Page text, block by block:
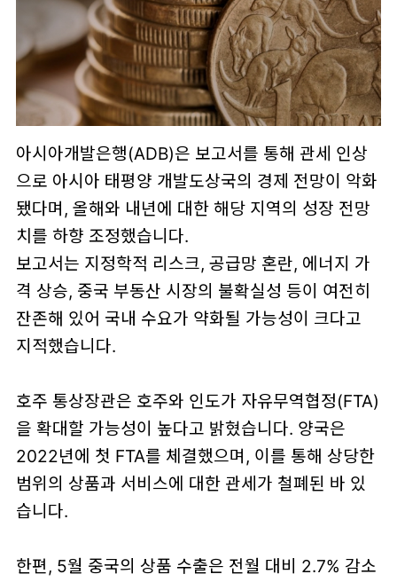
아시아개발은행(ADB)은 보고서를 통해 관세 인상
으로 아시아 태평양 개발도상국의 경제 전망이 악화
됐다며, 올해와 내년에 대한 해당 지역의 성장 전망
치를 하향 조정했습니다.
보고서는 지정학적 리스크, 공급망 혼란, 에너지 가
격 상승, 중국 부동산 시장의 불확실성 등이 여전히
잔존해 있어 국내 수요가 약화될 가능성이 크다고
지적했습니다.
호주 통상장관은 호주와 인도가 자유무역협정(FTA)
을 확대할 가능성이 높다고 밝혔습니다. 양국은
2022년에 첫 FTA를 체결했으며, 이를 통해 상당한
범위의 상품과 서비스에 대한 관세가 철폐된 바 있
습니다.
한편, 5월 중국의 상품 수출은 전월 대비 2.7% 감소